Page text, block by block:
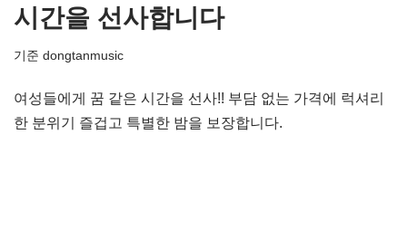
시간을 선사합니다
기준 dongtanmusic
여성들에게 꿈 같은 시간을 선사!! 부담 없는 가격에 럭셔리
한 분위기 즐겁고 특별한 밤을 보장합니다.